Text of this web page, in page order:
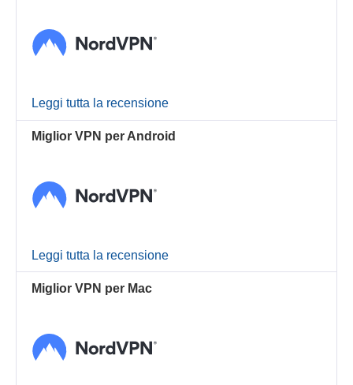
Leggi tutta la recensione
Miglior VPN per Android
Leggi tutta la recensione
Miglior VPN per Mac